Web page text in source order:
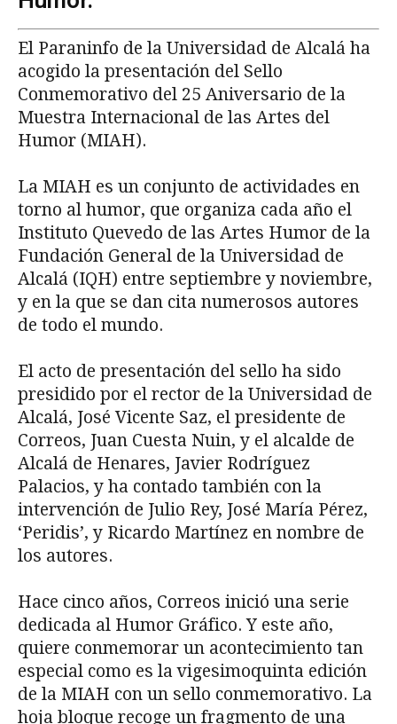
El Paraninfo de la Universidad de Alcalá ha
acogido la presentación del Sello
Conmemorativo del 25 Aniversario de la
Muestra Internacional de las Artes del
Humor (MIAH).
La MIAH es un conjunto de actividades en
torno al humor, que organiza cada año el
Instituto Quevedo de las Artes Humor de la
Fundación General de la Universidad de
Alcalá (IQH) entre septiembre y noviembre,
y en la que se dan cita numerosos autores
de todo el mundo.
El acto de presentación del sello ha sido
presidido por el rector de la Universidad de
Alcalá, José Vicente Saz, el presidente de
Correos, Juan Cuesta Nuin, y el alcalde de
Alcalá de Henares, Javier Rodríguez
Palacios, y ha contado también con la
intervención de Julio Rey, José María Pérez,
‘Peridis’, y Ricardo Martínez en nombre de
los autores.
Hace cinco años, Correos inició una serie
dedicada al Humor Gráfico. Y este año,
quiere conmemorar un acontecimiento tan
especial como es la vigesimoquinta edición
de la MIAH con un sello conmemorativo. La
hoja bloque recoge un fragmento de una